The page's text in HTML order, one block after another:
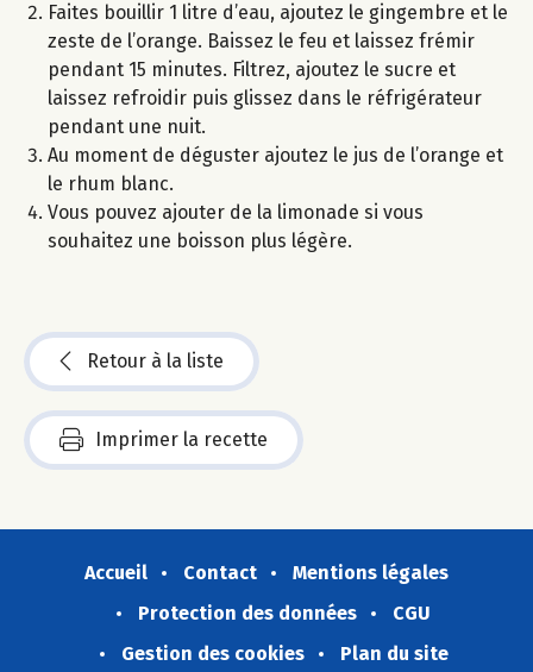
Faites bouillir 1 litre d’eau, ajoutez le gingembre et le
zeste de l’orange. Baissez le feu et laissez frémir
pendant 15 minutes. Filtrez, ajoutez le sucre et
laissez refroidir puis glissez dans le réfrigérateur
pendant une nuit.
Au moment de déguster ajoutez le jus de l’orange et
le rhum blanc.
Vous pouvez ajouter de la limonade si vous
souhaitez une boisson plus légère.
Retour à la liste
Imprimer la recette
Accueil Contact
Mentions légales
Protection des données
CGU
Gestion des cookies
Plan du site